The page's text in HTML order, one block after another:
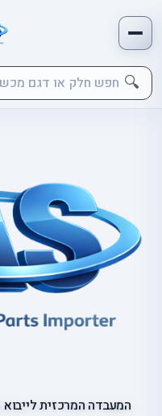
🔍
המעבדה המרכזית לייבוא